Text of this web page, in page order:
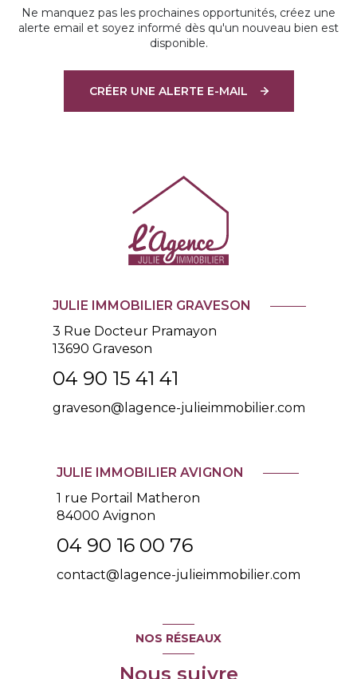
Ne manquez pas les prochaines opportunités, créez une
alerte email et soyez informé dès qu'un nouveau bien est
disponible.
CRÉER UNE ALERTE E-MAIL
JULIE IMMOBILIER GRAVESON
3 Rue Docteur Pramayon
13690 Graveson
04 90 15 41 41
graveson@lagence-julieimmobilier.com
JULIE IMMOBILIER AVIGNON
1 rue Portail Matheron
84000 Avignon
04 90 16 00 76
contact@lagence-julieimmobilier.com
NOS RÉSEAUX
Nous suivre